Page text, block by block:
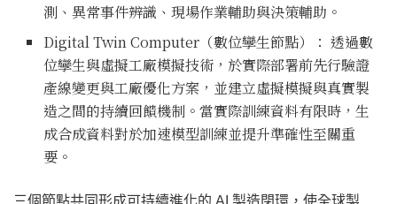
測、異常事件辨識、現場作業輔助與決策輔助。
Digital Twin Computer（數位孿生節點）： 透過數
位孿生與虛擬工廠模擬技術，於實際部署前先行驗證
產線變更與工廠優化方案，並建立虛擬模擬與真實製
造之間的持續回饋機制。當實際訓練資料有限時，生
成合成資料對於加速模型訓練並提升準確性至關重
要。
三個節點共同形成可持續進化的 AI 製造閉環，使全球製